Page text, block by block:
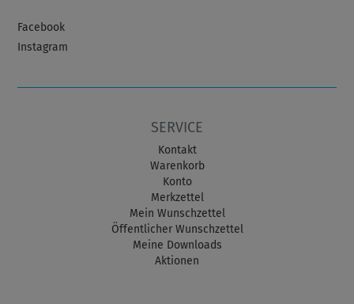
Facebook
Instagram
SERVICE
Kontakt
Warenkorb
Konto
Merkzettel
Mein Wunschzettel
Öffentlicher Wunschzettel
Meine Downloads
Aktionen